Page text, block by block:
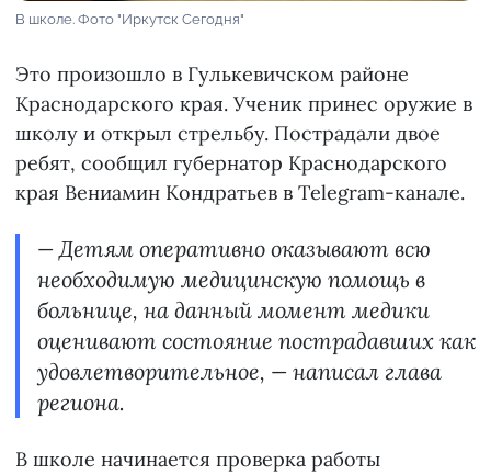
В школе. Фото "Иркутск Сегодня"
Это произошло в Гулькевичском районе
Краснодарского края. Ученик принес оружие в
школу и открыл стрельбу. Пострадали двое
ребят, сообщил губернатор Краснодарского
края Вениамин Кондратьев в Telegram-канале.
— Детям оперативно оказывают всю
необходимую медицинскую помощь в
больнице, на данный момент медики
оценивают состояние пострадавших как
удовлетворительное, — написал глава
региона.
В школе начинается проверка работы